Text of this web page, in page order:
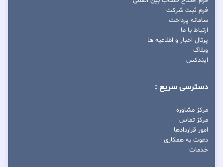
فرم ثبت شرکت
سامانه پرداخت
ارتباط با ما
پرتال اخبار و اطلاعیه ها
وبلاگ
ایندکس
دسترسی سریع :
مرکز مشاوره
مرکز تماس
امور قراردادها
دعوت به همکاری
خدمات